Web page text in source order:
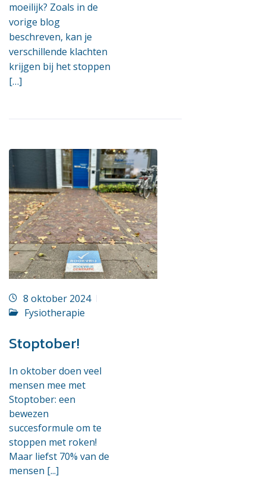
moeilijk? Zoals in de
vorige blog
beschreven, kan je
verschillende klachten
krijgen bij het stoppen
[…]
8 oktober 2024
Fysiotherapie
Stoptober!
In oktober doen veel
mensen mee met
Stoptober: een
bewezen
succesformule om te
stoppen met roken!
Maar liefst 70% van de
mensen [...]